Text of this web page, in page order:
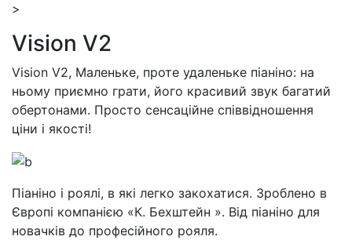
>
Vision V2
Vision V2, Маленьке, проте удаленьке піаніно: на
ньому приємно грати, його красивий звук багатий
обертонами. Просто сенсаційне співвідношення
ціни і якості!
Піаніно і роялі, в які легко закохатися. Зроблено в
Європі компанією «К. Бехштейн ». Від піаніно для
новачків до професійного рояля.